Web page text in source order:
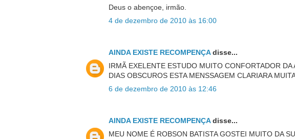
Deus o abençoe, irmão.
4 de dezembro de 2010 às 16:00
AINDA EXISTE RECOMPENÇAdisse...
IRMÃ EXELENTE ESTUDO MUITO CONFORTADOR DA
DIAS OBSCUROS ESTA MENSSAGEM CLARIARA
6 de dezembro de 2010 às 12:46
AINDA EXISTE RECOMPENÇAdisse...
MEU NOME É ROBSON BATISTA GOSTEI MUITO DA